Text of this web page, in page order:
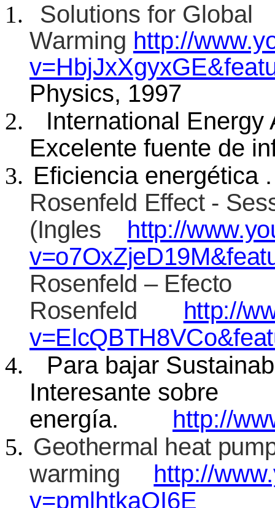
Solutions for Global
Warming http://
Physics, 1997
International
Excelente fuente de
Eficiencia energética
Rosenfeld Effect -
(Ingles
http://
Rosenfeld – Efecto
Rosenfeld
http://
Para bajar
Interesante sobre
energía.
http://
Geothermal heat
warming
http://
v=pmlhtkaQI6E